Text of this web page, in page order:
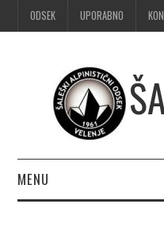
ODSEK UPORABNO
MENU